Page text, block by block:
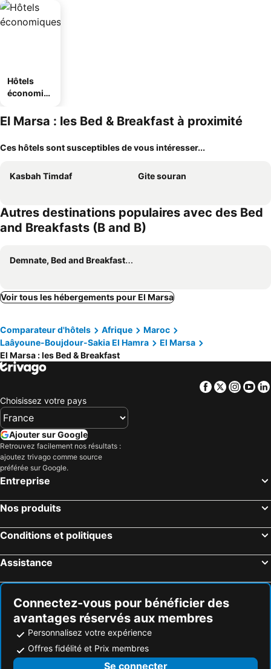
Hôtels
économiq
El Marsa : les Bed & Breakfast à proximité
Ces hôtels sont susceptibles de vous intéresser...
Kasbah Timdaf Gite souran
Autres destinations populaires avec des Bed
and Breakfasts (B and B)
Demnate, Bed and Breakfasts (B and B)
Voir tous les hébergements pour El Marsa
Comparateur d'hôtels Afrique
Maroc
Laâyoune-Boujdour-Sakia El Hamra
El Marsa
El Marsa : les Bed & Breakfast
Facebook
Twitter
Choisissez votre pays
Ajouter sur Google
Retrouvez facilement nos résultats :
ajoutez trivago comme source
préférée sur Google.
Entreprise
Nos produits
Conditions et politiques
Assistance
Connectez-vous pour bénéficier des
avantages réservés aux membres
Personnalisez votre expérience
Offres fidélité et Prix membres
Se connecter